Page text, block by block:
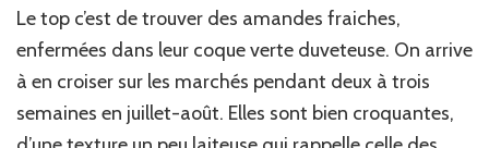
Le top c’est de trouver des amandes fraiches,
enfermées dans leur coque verte duveteuse. On arrive
à en croiser sur les marchés pendant deux à trois
semaines en juillet-août. Elles sont bien croquantes,